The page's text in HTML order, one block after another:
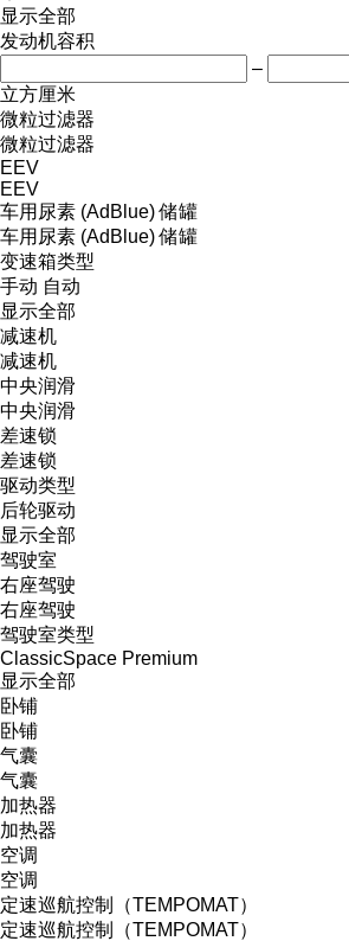
显示全部
发动机容积
–
立方厘米
微粒过滤器
微粒过滤器
EEV
EEV
车用尿素 (AdBlue) 储罐
车用尿素 (AdBlue) 储罐
变速箱类型
手动 自动
显示全部
减速机
减速机
中央润滑
中央润滑
差速锁
差速锁
驱动类型
后轮驱动
显示全部
驾驶室
右座驾驶
右座驾驶
驾驶室类型
ClassicSpace Premium
显示全部
卧铺
卧铺
气囊
气囊
加热器
加热器
空调
空调
定速巡航控制（TEMPOMAT）
定速巡航控制（TEMPOMAT）